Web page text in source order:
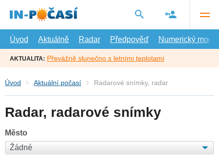
hlavní
Úvod
Aktuálně Radar Předpověď Numerický model
AKTUALITA: Převážně slunečno s letními teplotami
Úvod Aktuální počasí Radarové snímky, radar
Radar, radarové snímky
Město